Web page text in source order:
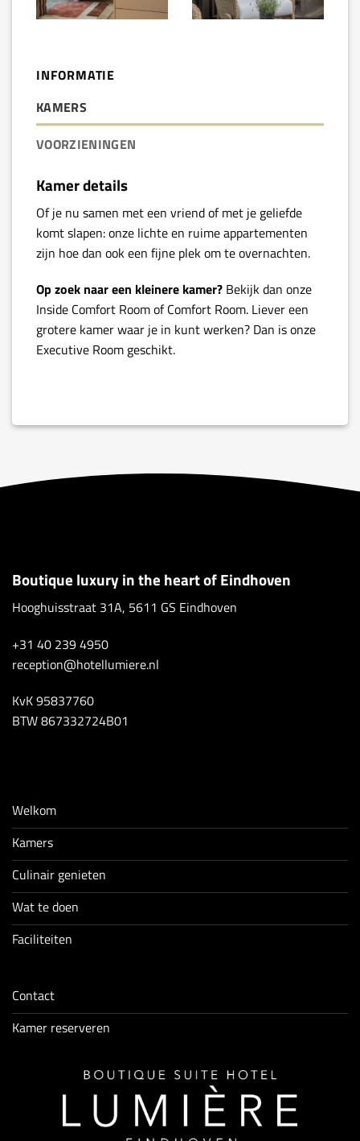
INFORMATIE
KAMERS
VOORZIENINGEN
Kamer details
Of je nu samen met een vriend of met je geliefde
komt slapen: onze lichte en ruime appartementen
zijn hoe dan ook een fijne plek om te overnachten.
Op zoek naar een kleinere kamer? Bekijk dan onze
Inside Comfort Room of Comfort Room. Liever een
grotere kamer waar je in kunt werken? Dan is onze
Executive Room geschikt.
Boutique luxury in the heart of Eindhoven
Hooghuisstraat 31A, 5611 GS Eindhoven
+31 40 239 4950
reception@hotellumiere.nl
KvK 95837760
BTW 867332724B01
Welkom
Kamers
Culinair genieten
Wat te doen
Faciliteiten
Contact
Kamer reserveren